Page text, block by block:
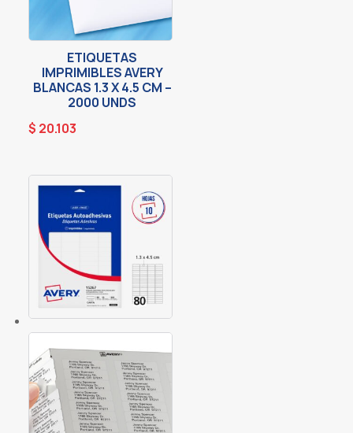
ETIQUETAS
IMPRIMIBLES AVERY
BLANCAS 1.3 X 4.5 CM –
2000 UNDS
$ 20.103